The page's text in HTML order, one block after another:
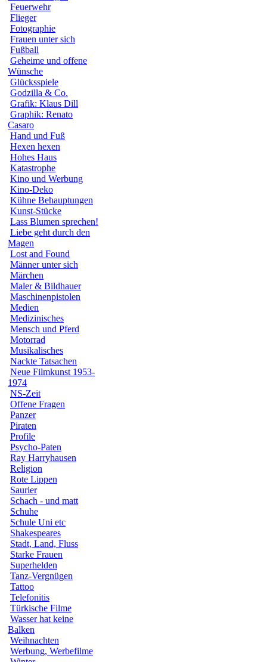
Feuerwehr
Flieger
Fotographie
Frauen unter sich
Fußball
Geheime und offene
Wünsche
Glücksspiele
Godzilla & Co.
Grafik: Klaus Dill
Graphik: Renato
Casaro
Hand und Fuß
Hexen hexen
Hohes Haus
Katastrophe
Kino und Werbung
Kino-Deko
Kühne Behauptungen
Kunst-Stücke
Lass Blumen sprechen!
Liebe geht durch den
Magen
Lost and Found
Männer unter sich
Märchen
Maler & Bildhauer
Maschinenpistolen
Medien
Medizinisches
Mensch und Pferd
Motorrad
Musikalisches
Nackte Tatsachen
Neue Filmkunst 1953-
1974
NS-Zeit
Offene Fragen
Panzer
Piraten
Profile
Psycho-Paten
Ray Harryhausen
Religion
Rote Lippen
Saurier
Schach - und matt
Schuhe
Schule Uni etc
Shakespeares
Stadt, Land, Fluss
Starke Frauen
Superhelden
Tanz-Vergnügen
Tattoo
Telefonitis
Türkische Filme
Wasser hat keine
Balken
Weihnachten
Werbung, Werbefilme